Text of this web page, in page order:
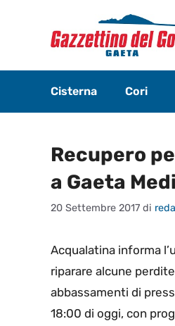
contenuto
Cisterna Cori
Recupero
a Gaeta
20 Settembre 2017 di
Acqualatina informa
riparare alcune
abbassamenti di
18:00 di oggi, con